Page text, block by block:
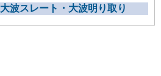
大波スレート・大波明り取り